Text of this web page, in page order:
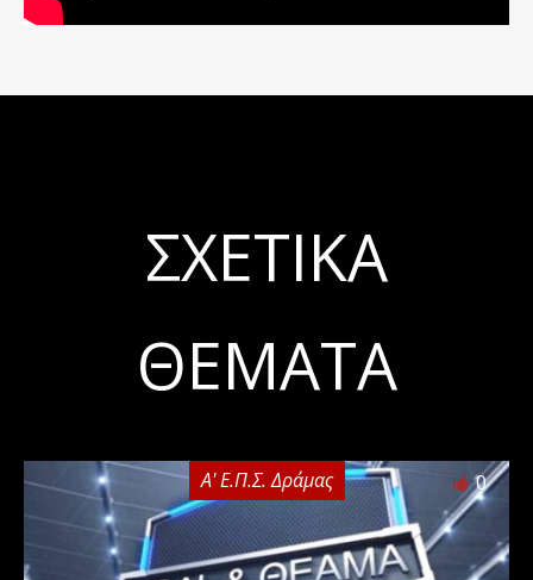
ΣΧΕΤΙΚΆ
ΘΈΜΑΤΑ
Α' Ε.Π.Σ. Δράμας 0